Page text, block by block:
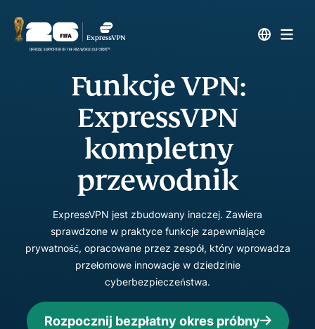
Funkcje VPN:
ExpressVPN
kompletny
przewodnik
ExpressVPN jest zbudowany inaczej. Zawiera
sprawdzone w praktyce funkcje zapewniające
prywatność, opracowane przez zespół, który wprowadza
przełomowe innowacje w dziedzinie
cyberbezpieczeństwa.
Rozpocznij bezpłatny okres próbny